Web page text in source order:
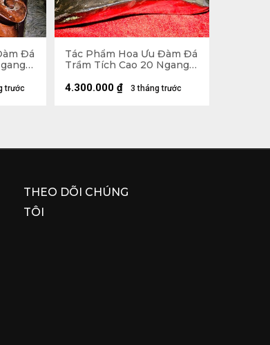
Đá
trước
Tác Phẩm Hoa Ưu Đàm Đá
Trầm Tích Cao 20 Ngang
3 tháng trước
4.300.000 ₫
THEO DÕI CHÚNG
TÔI